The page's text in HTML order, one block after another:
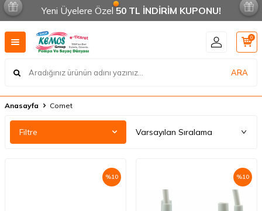
Yeni Üyelere Özel 50 TL İNDİRİM KUPONU!
ARA
0
Anasayfa Comet
Filtre
%10 %10